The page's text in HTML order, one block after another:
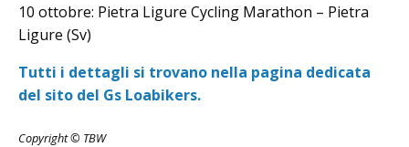
10 ottobre: Pietra Ligure Cycling Marathon – Pietra
Ligure (Sv)
Tutti i dettagli si trovano nella pagina dedicata
del sito del Gs Loabikers.
Copyright © TBW